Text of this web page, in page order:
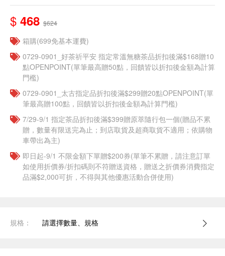
$ 468 $624
箱購(699免基本運費)
​​0729-0901_好茶祈平安 指定常溫無糖茶品折扣後滿$168贈10
點OPENPOINT(單筆最高贈50點，回饋皆以折扣後金額為計算
門檻)
0729-0901_太古指定品折扣後滿$299贈20點OPENPOINT(單
筆最高贈100點，回饋皆以折扣後金額為計算門檻)
7/29-9/1 指定茶品折扣後滿$399贈原萃隨行包一個​(贈品不累
贈，數量有限送完為止；到店取貨及超商取貨不適用；依購物
車帶出為主)
即日起-9/1 不限金額下單贈$200券(單筆不累贈，請注意訂單
如使用折價券/折扣碼則不符贈送資格，贈送之折價券消費指定
品滿$2,000可折，不得與其他優惠活動合併使用)
規格： 請選擇數量、規格